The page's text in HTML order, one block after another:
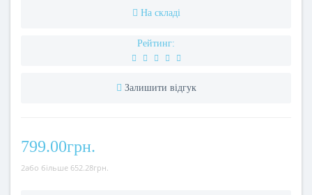
На складі
Рейтинг:
Залишити відгук
799.00грн.
2або більше 652.28грн.